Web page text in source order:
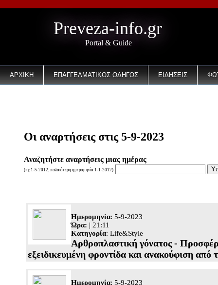
Preveza-info.gr
Portal & Guide
ΑΡΧΙΚΗ ΕΠΑΓΓΕΛΜΑΤΙΚΟΣ ΟΔΗΓΟΣ ΕΙΔΗΣΕΙΣ
Οι αναρτήσεις στις 5-9-2023
Αναζητήστε αναρτήσεις μιας ημέρας
(πχ 1-5-2012, παλαιότερη ημερομηνία 1-1-2012)
Ημερομηνία: 5-9-2023
Ώρα: | 21:11
Κατηγορία: Life&Style
Αρθροπλαστική γόνατος -
εξειδικευμένη φροντίδα και ανακούφιση από
Ημερομηνία: 5-9-2023